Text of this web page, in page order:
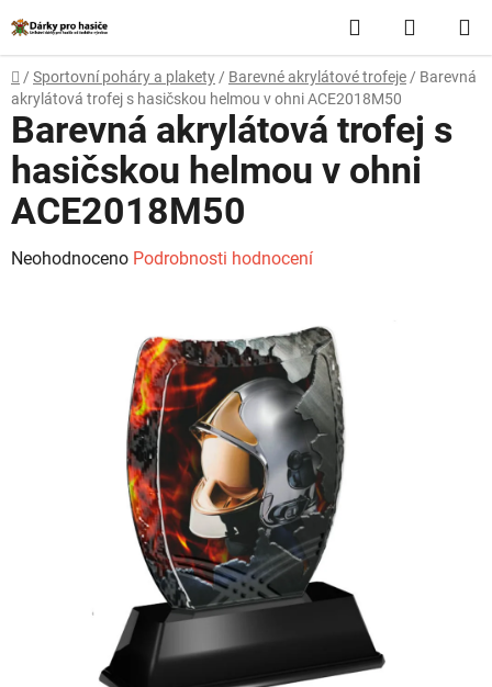
na
obsah
Hledat
KOŠÍK
Domů
/ Sportovní poháry a plakety / Barevné akrylátové trofeje / Barevná
akrylátová trofej s hasičskou helmou v ohni ACE2018M50
Barevná akrylátová trofej s
hasičskou helmou v ohni
ACE2018M50
Průměrné
Neohodnoceno Podrobnosti hodnocení